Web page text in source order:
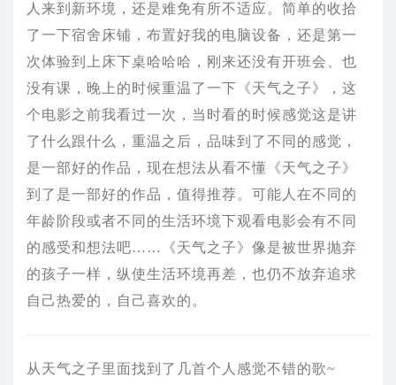
人来到新环境，还是难免有所不适应。简单的收拾
了一下宿舍床铺，布置好我的电脑设备，还是第一
次体验到上床下桌哈哈哈，刚来还没有开班会、也
没有课，晚上的时候重温了一下《天气之子》，这
个电影之前我看过一次，当时看的时候感觉这是讲
了什么跟什么，重温之后，品味到了不同的感觉，
是一部好的作品，现在想法从看不懂《天气之子》
到了是一部好的作品，值得推荐。可能人在不同的
年龄阶段或者不同的生活环境下观看电影会有不同
的感受和想法吧……《天气之子》像是被世界抛弃
的孩子一样，纵使生活环境再差，也仍不放弃追求
自己热爱的，自己喜欢的。
从天气之子里面找到了几首个人感觉不错的歌~